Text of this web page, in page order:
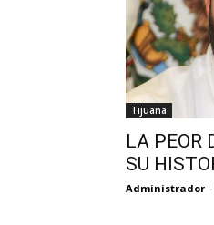
Tijuana
LA PEOR
SU
Administrador -